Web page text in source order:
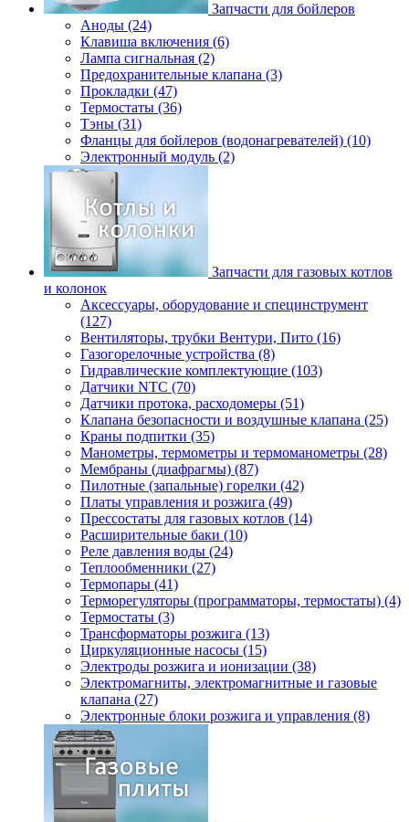
Запчасти для бойлеров
Аноды (24)
Клавиша включения (6)
Лампа сигнальная (2)
Предохранительные клапана (3)
Прокладки (47)
Термостаты (36)
Тэны (31)
Фланцы для бойлеров (водонагревателей) (10)
Электронный модуль (2)
Запчасти для газовых котлов
и колонок
Аксессуары, оборудование и специнструмент
(127)
Вентиляторы, трубки Вентури, Пито (16)
Газогорелочные устройства (8)
Гидравлические комплектующие (103)
Датчики NTC (70)
Датчики протока, расходомеры (51)
Клапана безопасности и воздушные клапана (25)
Краны подпитки (35)
Манометры, термометры и термоманометры (28)
Мембраны (диафрагмы) (87)
Пилотные (запальные) горелки (42)
Платы управления и розжига (49)
Прессостаты для газовых котлов (14)
Расширительные баки (10)
Реле давления воды (24)
Теплообменники (27)
Термопары (41)
Терморегуляторы (программаторы, термостаты) (4)
Термостаты (3)
Трансформаторы розжига (13)
Циркуляционные насосы (15)
Электроды розжига и ионизации (38)
Электромагниты, электромагнитные и газовые
клапана (27)
Электронные блоки розжига и управления (8)